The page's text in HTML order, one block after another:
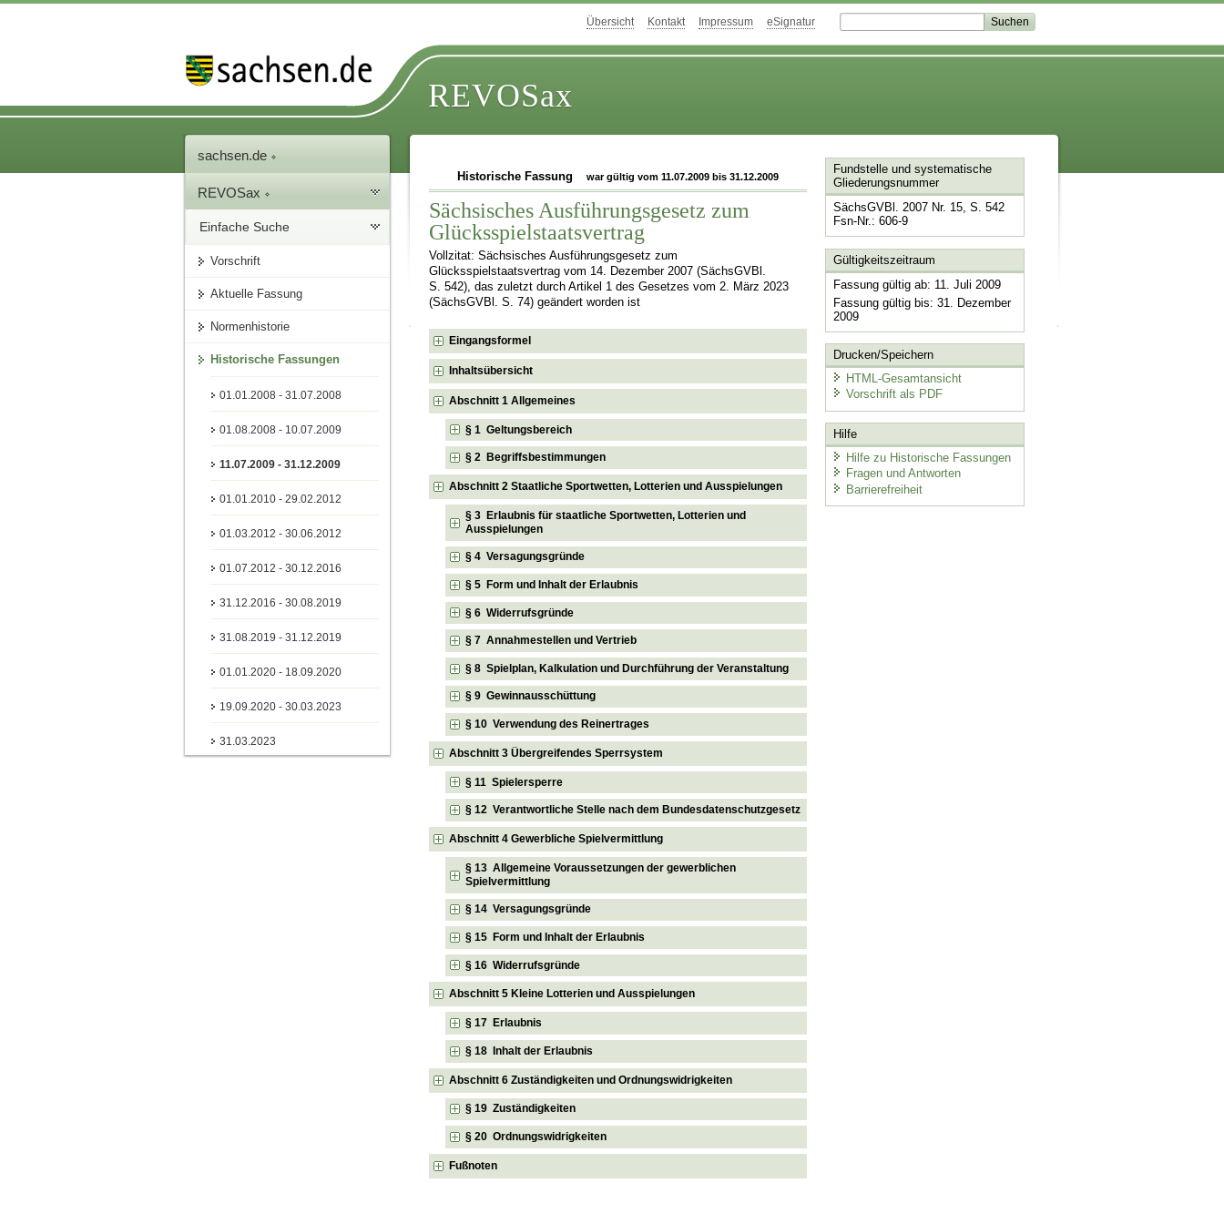
Übersicht Kontakt Impressum eSignatur
REVOSax
sachsen.de
REVOSax
Einfache Suche
Vorschrift
Aktuelle Fassung
Normenhistorie
Historische Fassungen
01.01.2008 - 31.07.2008
01.08.2008 - 10.07.2009
11.07.2009 - 31.12.2009
01.01.2010 - 29.02.2012
01.03.2012 - 30.06.2012
01.07.2012 - 30.12.2016
31.12.2016 - 30.08.2019
31.08.2019 - 31.12.2019
01.01.2020 - 18.09.2020
19.09.2020 - 30.03.2023
31.03.2023
Historische Fassung war gültig vom 11.07.2009 bis 31.12.2009
Sächsisches Ausführungsgesetz zum
Glücksspielstaatsvertrag
Vollzitat: Sächsisches Ausführungsgesetz zum
Glücksspielstaatsvertrag vom 14. Dezember 2007 (SächsGVBl.
S. 542), das zuletzt durch Artikel 1 des Gesetzes vom 2. März 2023
(SächsGVBl. S. 74) geändert worden ist
Eingangsformel
Inhaltsübersicht
Abschnitt 1 Allgemeines
§ 1 Geltungsbereich
§ 2 Begriffsbestimmungen
Abschnitt 2 Staatliche Sportwetten, Lotterien und Ausspielungen
§ 3 Erlaubnis für staatliche Sportwetten, Lotterien und
Ausspielungen
§ 4 Versagungsgründe
§ 5 Form und Inhalt der Erlaubnis
§ 6 Widerrufsgründe
§ 7 Annahmestellen und Vertrieb
§ 8 Spielplan, Kalkulation und Durchführung der Veranstaltung
§ 9 Gewinnausschüttung
§ 10 Verwendung des Reinertrages
Abschnitt 3 Übergreifendes Sperrsystem
§ 11 Spielersperre
§ 12 Verantwortliche Stelle nach dem Bundesdatenschutzgesetz
Abschnitt 4 Gewerbliche Spielvermittlung
§ 13 Allgemeine Voraussetzungen der gewerblichen
Spielvermittlung
§ 14 Versagungsgründe
§ 15 Form und Inhalt der Erlaubnis
§ 16 Widerrufsgründe
Abschnitt 5 Kleine Lotterien und Ausspielungen
§ 17 Erlaubnis
§ 18 Inhalt der Erlaubnis
Abschnitt 6 Zuständigkeiten und Ordnungswidrigkeiten
§ 19 Zuständigkeiten
§ 20 Ordnungswidrigkeiten
Fußnoten
Fundstelle und systematische
Gliederungsnummer
SächsGVBl. 2007 Nr. 15, S. 542
Fsn-Nr.: 606-9
Gültigkeitszeitraum
Fassung gültig ab: 11. Juli 2009
Fassung gültig bis: 31. Dezember
2009
Drucken/Speichern
HTML-Gesamtansicht
Vorschrift als PDF
Hilfe
Hilfe zu Historische Fassungen
Fragen und Antworten
Barrierefreiheit